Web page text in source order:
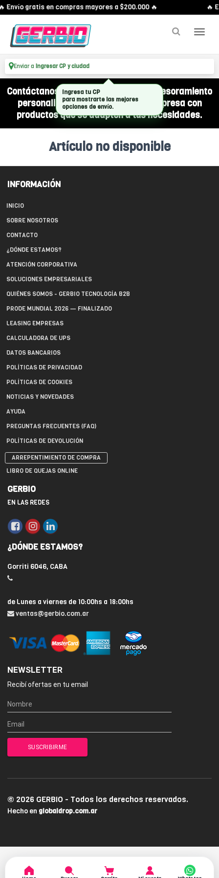
Envío gratis en compras mayores a $200.000 🔥 🔥
Enviar a Ingresar CP y ciudad
Contáctanos por WhatsApp y recibí asesoramiento
personalizado para equipar a tu empresa con
productos que se adapten a tus necesidades.
Artículo no disponible
INFORMACIÓN
INICIO
SOBRE NOSOTROS
CONTACTO
¿DÓNDE ESTAMOS?
ATENCIÓN CORPORATIVA
SOLUCIONES EMPRESARIALES
QUIÉNES SOMOS - GERBIO TECNOLOGÍA B2B
PRODE MUNDIAL 2026 — FINALIZADO
LEASING EMPRESAS
CALCULADORA DE UPS
DATOS BANCARIOS
POLÍTICAS DE PRIVACIDAD
POLÍTICAS DE COOKIES
NOTICIAS Y NOVEDADES
AYUDA
PREGUNTAS FRECUENTES (FAQ)
POLÍTICAS DE DEVOLUCIÓN
ARREPENTIMIENTO DE COMPRA
LIBRO DE QUEJAS ONLINE
GERBIO
EN LAS REDES
¿DÓNDE ESTAMOS?
Gorriti 6046, CABA
de Lunes a viernes de 10:00hs a 18:00hs
ventas@gerbio.com.ar
NEWSLETTER
Recibí ofertas en tu email
© 2026 GERBIO - Todos los derechos reservados.
Hecho en globaldrop.com.ar
Ingresa tu CP
para mostrarte las mejores
opciones de envío.